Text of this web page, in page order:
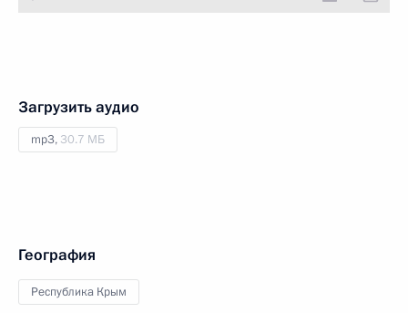
Загрузить аудио
mp3, 30.7 МБ
География
Республика Крым